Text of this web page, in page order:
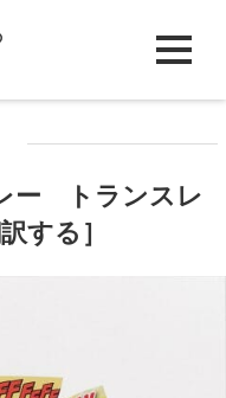
ー トランスレ
する］